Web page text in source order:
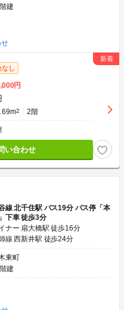
建
なし
円
2 2階
い合わせ
線 北千住駅 バス19分 バス停「本
下車 徒歩3分
ナー 扇大橋駅 徒歩16分
線 西新井駅 徒歩24分
東町
建